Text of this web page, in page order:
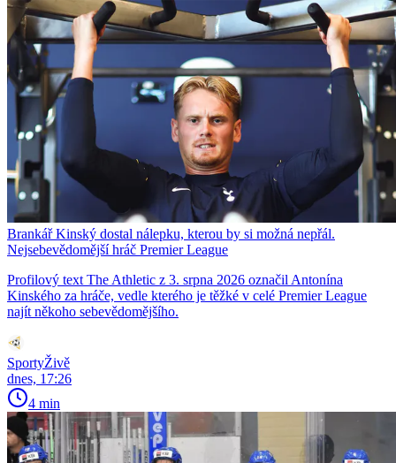
Brankář Kinský dostal nálepku, kterou by si možná nepřál.
Nejsebevědomější hráč Premier League
Profilový text The Athletic z 3. srpna 2026 označil Antonína
Kinského za hráče, vedle kterého je těžké v celé Premier League
najít někoho sebevědomějšího.
SportyŽivě
dnes, 17:26
4 min